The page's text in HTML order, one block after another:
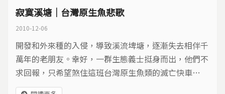
寂寞溪塘｜台灣原生魚悲歌
2010-12-06
開發和外來種的入侵，導致溪流埤塘，逐漸失去相伴千
萬年的老朋友。幸好，一群生態義士挺身而出，他們不
求回報，只希望煞住這班台灣原生魚類的滅亡快車…